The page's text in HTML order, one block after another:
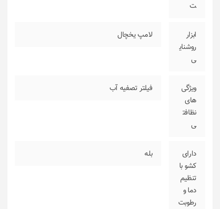
ت
ابزار
روشنای
ی
لامپ یخچال
ویژگی‌
های
نظافت
ی
فیلتر تصفیه آب
دارای
کشو با
تنظیم
دما و
رطوبت
بله